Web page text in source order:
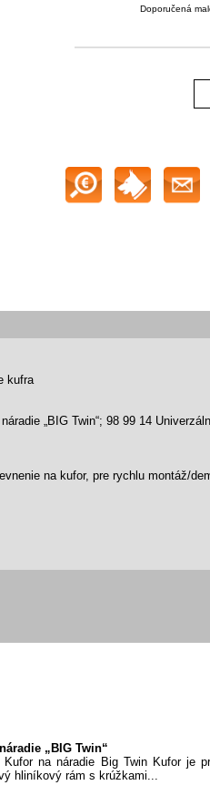
Doporučená
kufra
„BIG Twin“; 98 99 14
na kufor, pre rychlu montáž/
„BIG Twin“
Kufor na náradie Big Twin Kufor je
hliníkový rám s krúžkami...